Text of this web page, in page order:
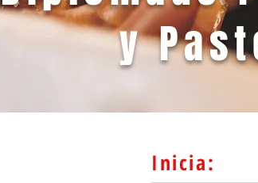
y
Inicia: